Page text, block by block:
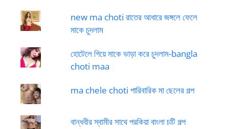
new ma choti রাতের আধারে জঙ্গলে ফেলে
মাকে চুদলাম
হোটেলে গিয়ে মাকে ভাড়া করে চুদলাম-bangla
choti maa
ma chele choti পারিবারিক মা ছেলের গল্প
বান্ধবীর স্বামীর সাথে পরকিয়া বাংলা চটি গল্প